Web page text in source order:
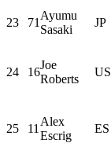
23 71
Ayumu
Sasaki
JP
24 16
Joe
Roberts
US
25 11
Alex
Escrig
ES